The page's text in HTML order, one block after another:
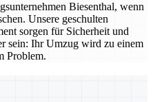
Biesenthal, wenn
Unsere geschulten
sorgen für Sicherheit und
sein: Ihr Umzug wird zu einem
Problem.